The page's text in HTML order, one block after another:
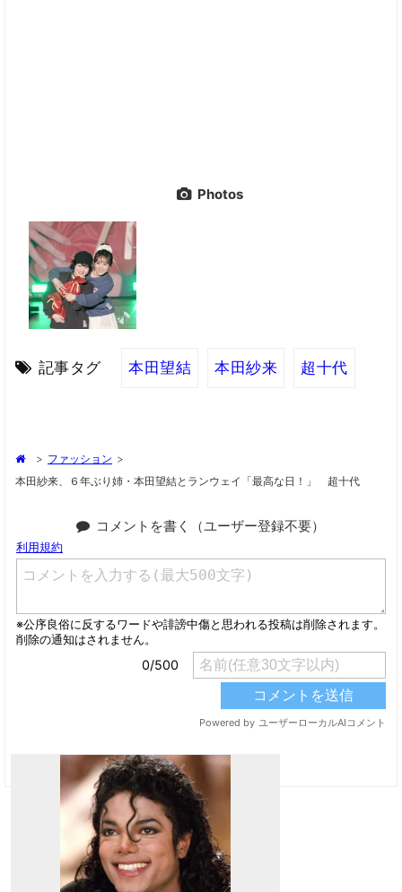
Photos
記事タグ 本田望結 本田紗来 超十代
> ファッション >
本田紗来、６年ぶり姉・本田望結とランウェイ「最高な日！」 超十代
コメントを書く（ユーザー登録不要）